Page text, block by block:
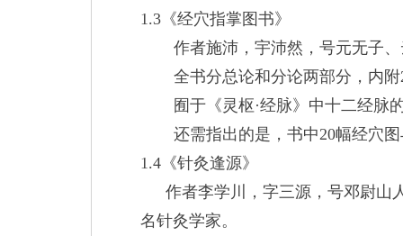
1.3《经穴指掌图书》
作者施沛，宇沛然，号元无子
全书分总论和分论两部分，内附
囿于《灵枢·经脉》中十二经脉
还需指出的是，书中20幅经穴
1.4《针灸逢源》
作者李学川，字三源，号邓尉山
名针灸学家。